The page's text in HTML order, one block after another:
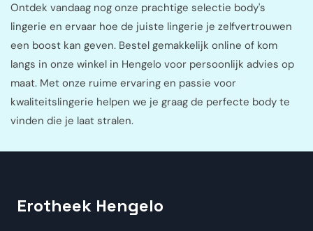
Ontdek vandaag nog onze prachtige selectie body's
lingerie en ervaar hoe de juiste lingerie je zelfvertrouwen
een boost kan geven. Bestel gemakkelijk online of kom
langs in onze winkel in Hengelo voor persoonlijk advies op
maat. Met onze ruime ervaring en passie voor
kwaliteitslingerie helpen we je graag de perfecte body te
vinden die je laat stralen.
Erotheek Hengelo